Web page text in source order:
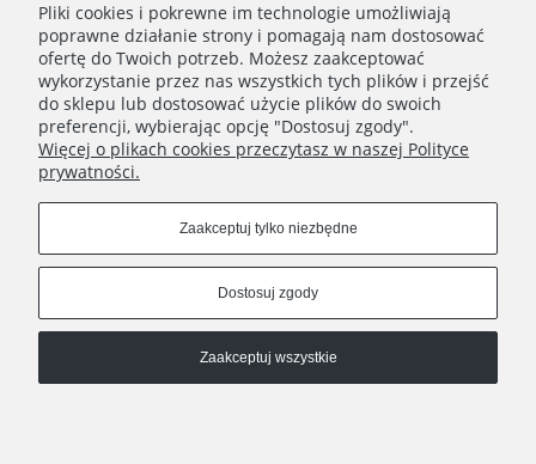
WAŻNE INFORMACJE
POLECANE STRONY
Pliki cookies i pokrewne im technologie umożliwiają
poprawne działanie strony i pomagają nam dostosować
ofertę do Twoich potrzeb. Możesz zaakceptować
wykorzystanie przez nas wszystkich tych plików i przejść
do sklepu lub dostosować użycie plików do swoich
preferencji, wybierając opcję "Dostosuj zgody".
Więcej o plikach cookies przeczytasz w naszej Polityce
prywatności.
Zaakceptuj tylko niezbędne
Dostosuj zgody
Zaakceptuj wszystkie